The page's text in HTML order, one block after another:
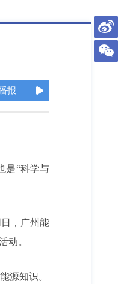
报
是“科学与
，广州能
动。
源知识。